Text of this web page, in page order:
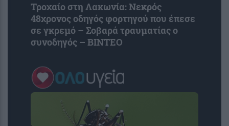
Τροχαίο στη Λακωνία: Νεκρός
48χρονος οδηγός φορτηγού που έπεσε
σε γκρεμό – Σοβαρά τραυματίας ο
συνοδηγός – ΒΙΝΤΕΟ